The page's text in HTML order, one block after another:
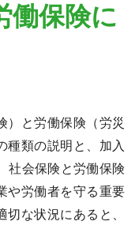
働保険に
）と労働保険（労災
種類の説明と、加入
社会保険と労働保険
や労働者を守る重要
な状況にあると、